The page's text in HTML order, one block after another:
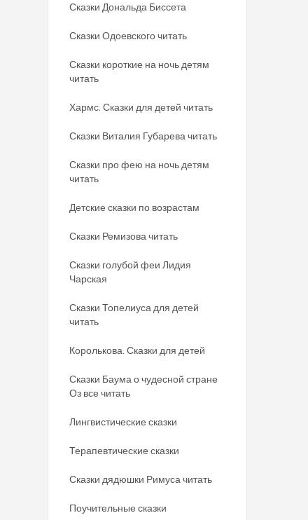
Сказки Дональда Биссета
Сказки Одоевского читать
Сказки короткие на ночь детям
читать
Хармс. Сказки для детей читать
Сказки Виталия Губарева читать
Сказки про фею на ночь детям
читать
Детские сказки по возрастам
Сказки Ремизова читать
Сказки голубой феи Лидия
Чарская
Сказки Топелиуса для детей
читать
Королькова. Сказки для детей
Сказки Баума о чудесной стране
Оз все читать
Лингвистические сказки
Терапевтические сказки
Сказки дядюшки Римуса читать
Поучительные сказки